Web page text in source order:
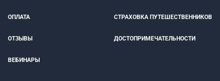
ОПЛАТА СТРАХОВКА ПУТЕШЕСТВЕННИКОВ
ОТЗЫВЫ ДОСТОПРИМЕЧАТЕЛЬНОСТИ
ВЕБИНАРЫ